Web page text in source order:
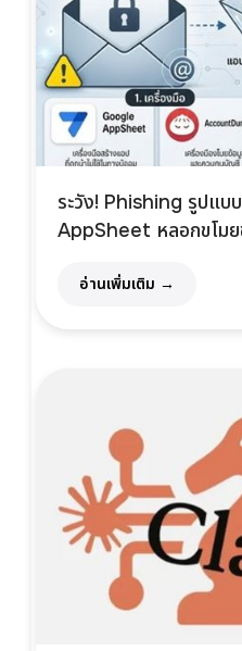
ระวัง! Phishing รูปแบ
AppSheet หลอกขโม
อ่านเพิ่มเติม →